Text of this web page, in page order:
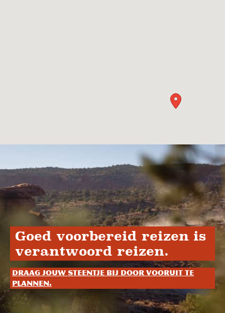
Goed voorbereid reizen is
verantwoord reizen.
Draag jouw steentje bij door vooruit te
plannen.